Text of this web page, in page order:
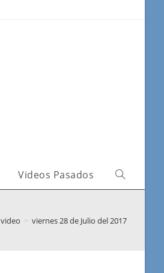
Videos Pasados
video > viernes 28 de Julio del 2017